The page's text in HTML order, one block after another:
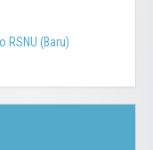
RSNU (Baru)